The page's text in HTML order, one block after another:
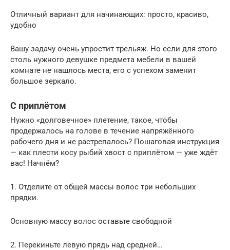
Отличный вариант для начинающих: просто, красиво,
удобно
Вашу задачу очень упростит трельяж. Но если для этого
столь нужного девушке предмета мебели в вашей
комнате не нашлось места, его с успехом заменит
большое зеркало.
С приплётом
Нужно «долговечное» плетение, такое, чтобы
продержалось на голове в течение напряжённого
рабочего дня и не растрепалось? Пошаговая инструкция
— как плести косу рыбий хвост с приплётом — уже ждёт
вас! Начнём?
1. Отделите от общей массы волос три небольших
прядки.
Основную массу волос оставьте свободной
2. Перекиньте левую прядь над средней…